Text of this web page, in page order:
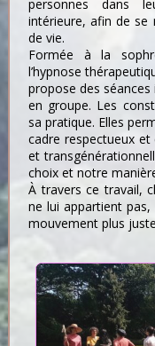
personnes dans
intérieure, afin de se
de vie.
Formée à la
l’hypnose
propose des
en groupe. Les
sa pratique. Elles
cadre respectueux
et
choix et notre
À travers ce travail,
ne lui appartient pas,
mouvement plus